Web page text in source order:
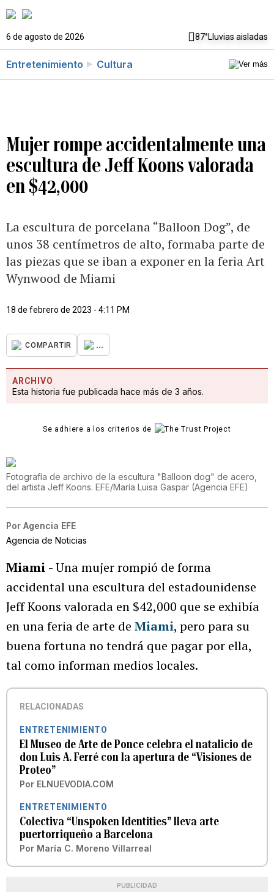
6 de agosto de 2026 87°Lluvias aisladas
Entretenimiento Cultura
Mujer rompe accidentalmente una
escultura de Jeff Koons valorada
en $42,000
La escultura de porcelana “Balloon Dog”, de
unos 38 centímetros de alto, formaba parte de
las piezas que se iban a exponer en la feria Art
Wynwood de Miami
18 de febrero de 2023 - 4:11 PM
COMPARTIR ...
ARCHIVO
Esta historia fue publicada hace más de 3 años.
Se adhiere a los criterios de
Fotografía de archivo de la escultura "Balloon dog" de acero,
del artista Jeff Koons. EFE/María Luisa Gaspar (Agencia EFE)
Por Agencia EFE
Agencia de Noticias
Miami - Una mujer rompió de forma
accidental una escultura del estadounidense
Jeff Koons valorada en $42,000 que se exhibía
en una feria de arte de Miami, pero para su
buena fortuna no tendrá que pagar por ella,
tal como informan medios locales.
RELACIONADAS
ENTRETENIMIENTO
El Museo de Arte de Ponce celebra el natalicio de
don Luis A. Ferré con la apertura de “Visiones de
Proteo”
Por ELNUEVODIA.COM
ENTRETENIMIENTO
Colectiva “Unspoken Identities” lleva arte
puertorriqueño a Barcelona
Por María C. Moreno Villarreal
PUBLICIDAD